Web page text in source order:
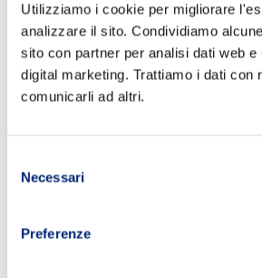
Utilizziamo i cookie per migliorare
analizzare il sito. Condividiamo
sito con partner per analisi dati web
digital marketing. Trattiamo i dati con
comunicarli ad altri.
delNecessari
Preferenze
Completata la procedura di
spedizione dei documenti,
lavorativi la Segreteria
link per l’accesso al
L’Assessment Race Strategy è un